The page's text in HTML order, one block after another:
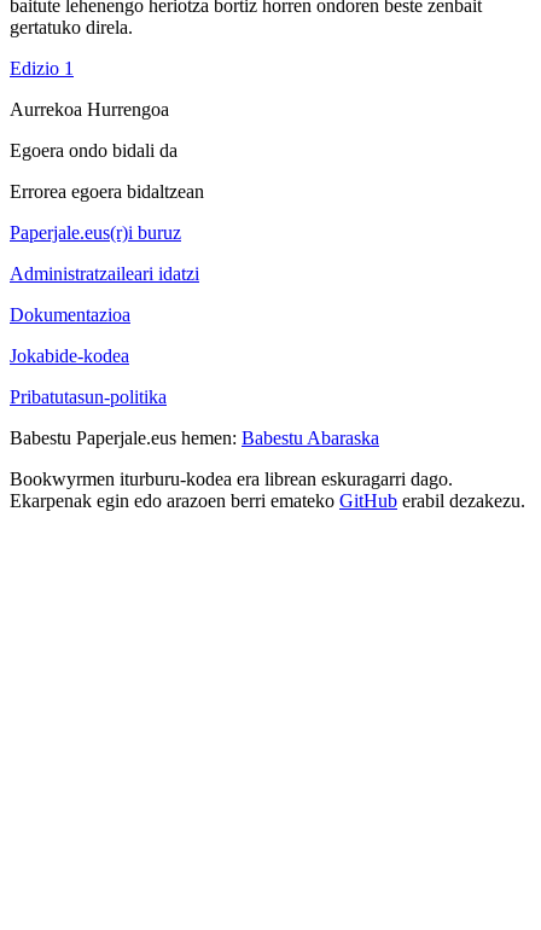
baitute lehenengo heriotza bortiz horren ondoren beste zenbait
gertatuko direla.
Edizio 1
Aurrekoa Hurrengoa
Egoera ondo bidali da
Errorea egoera bidaltzean
Paperjale.eus(r)i buruz
Administratzaileari idatzi
Dokumentazioa
Jokabide-kodea
Pribatutasun-politika
Babestu Paperjale.eus hemen: Babestu Abaraska
Bookwyrmen iturburu-kodea era librean eskuragarri dago.
Ekarpenak egin edo arazoen berri emateko GitHub erabil dezakezu.